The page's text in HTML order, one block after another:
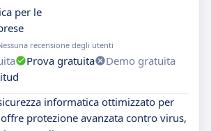
per le
recensione degli utenti
Prova gratuita
Demo gratuita
informatica ottimizzato per
protezione avanzata contro virus,